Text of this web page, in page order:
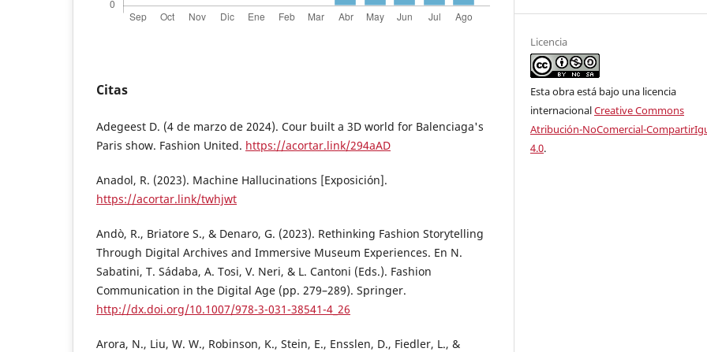
Citas
Adegeest D. (4 de marzo de 2024). Cour built a 3D world for Balenciaga's
Paris show. Fashion United. https://acortar.link/294aAD
Anadol, R. (2023). Machine Hallucinations [Exposición].
https://acortar.link/twhjwt
Andò, R., Briatore S., & Denaro, G. (2023). Rethinking Fashion Storytelling
Through Digital Archives and Immersive Museum Experiences. En N.
Sabatini, T. Sádaba, A. Tosi, V. Neri, & L. Cantoni (Eds.). Fashion
Communication in the Digital Age (pp. 279–289). Springer.
http://dx.doi.org/10.1007/978-3-031-38541-4_26
Arora, N., Liu, W. W., Robinson, K., Stein, E., Ensslen, D., Fiedler, L., &
Licencia
Esta obra está bajo una licencia
internacionalCreative Commons
Atribución-NoComercial-
4.0.